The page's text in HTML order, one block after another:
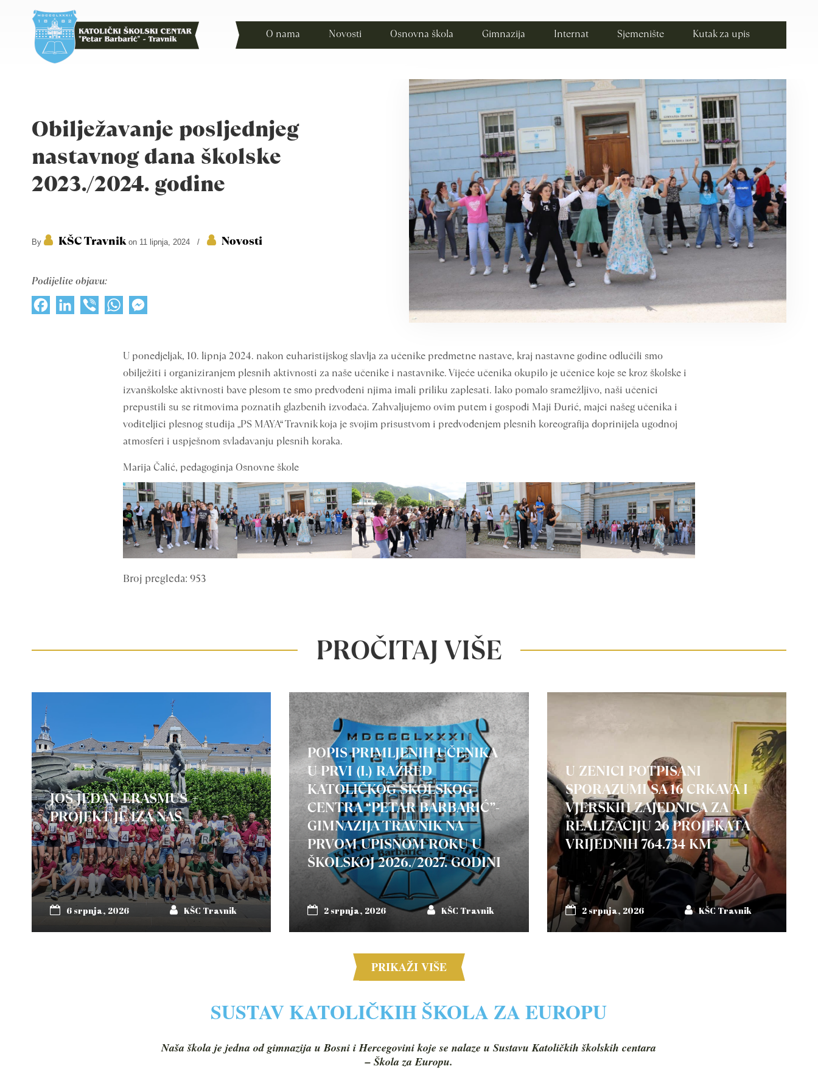
O nama Novosti Osnovna škola Gimnazija Internat Sjemenište Kutak za upis
Obilježavanje posljednjeg
nastavnog dana školske
2023./2024. godine
By KŠC Travnikon 11 lipnja, 2024 / Novosti
Podijelite objavu:
FacebookLinkedInViber WhatsApp
U ponedjeljak, 10. lipnja 2024. nakon euharistijskog slavlja za učenike predmetne nastave, kraj nastavne godine odlučili smo
obilježiti i organiziranjem plesnih aktivnosti za naše učenike i nastavnike. Vijeće učenika okupilo je učenice koje se kroz školske i
izvanškolske aktivnosti bave plesom te smo predvođeni njima imali priliku zaplesati. Iako pomalo sramežljivo, naši učenici
prepustili su se ritmovima poznatih glazbenih izvođača. Zahvaljujemo ovim putem i gospođi Maji Đurić, majci našeg učenika i
voditeljici plesnog studija „PS MAYA“ Travnik koja je svojim prisustvom i predvođenjem plesnih koreografija doprinijela ugodnoj
atmosferi i uspješnom svladavanju plesnih koraka.
Marija Čalić, pedagoginja Osnovne škole
Broj pregleda: 953
PROČITAJ VIŠE
JOŠ JEDAN ERASMUS +
PROJEKT JE IZA NAS
6 srpnja, 2026 KŠC Travnik
POPIS PRIMLJENIH UČENIKA
U PRVI (I.) RAZRED
KATOLIČKOG ŠKOLSKOG
CENTRA “PETAR BARBARIĆ”-
GIMNAZIJA TRAVNIK NA
PRVOM UPISNOM ROKU U
ŠKOLSKOJ 2026./2027. GODINI
2 srpnja, 2026 KŠC Travnik
U ZENICI POTPISANI
SPORAZUMI SA 16 CRKAVA I
VJERSKIH ZAJEDNICA ZA
REALIZACIJU 26 PROJEKATA
VRIJEDNIH 764.734 KM
2 srpnja, 2026 KŠC Travnik
PRIKAŽI VIŠE
SUSTAV KATOLIČKIH ŠKOLA ZA EUROPU
Naša škola je jedna od gimnazija u Bosni i Hercegovini koje se nalaze u Sustavu Katoličkih školskih centara
– Škola za Europu.